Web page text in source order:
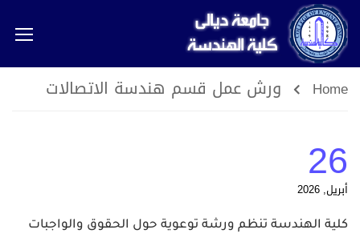
Home ورش عمل قسم هندسة الاتصالات
26
أبريل, 2026
كلية الهندسة تنظم ورشة توعوية حول الحقوق والواجبات